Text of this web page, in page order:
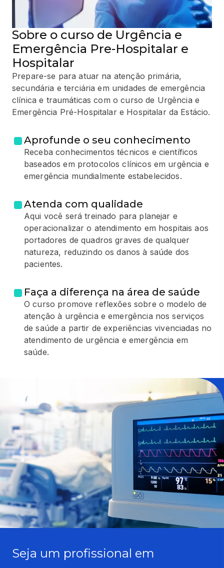
Sobre o curso de Urgência e
Emergência Pre-Hospitalar e
Hospitalar
Prepare-se para atuar na atenção primária,
secundária e terciária em unidades de emergência
clínica e traumáticas com o curso de Urgência e
Emergência Pré-Hospitalar e Hospitalar da Estácio.
Aprofunde o seu conhecimento
Receba conhecimentos técnicos e científicos
baseados em protocolos clínicos em urgência e
emergência mundialmente estabelecidos.
Atenda com qualidade
Aqui você será treinado para planejar e
operacionalizar o atendimento em hospitais aos
portadores de quadros graves de qualquer
natureza, reduzindo os danos à saúde dos
pacientes.
Faça a diferença na área de saúde
O curso promove reflexões sobre o modelo de
atenção à urgência e emergência nos serviços
de saúde a partir de experiências vivenciadas no
atendimento de urgência e emergência em
saúde.
Seja um profissional em